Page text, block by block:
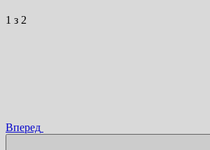
1 з 2
Вперед